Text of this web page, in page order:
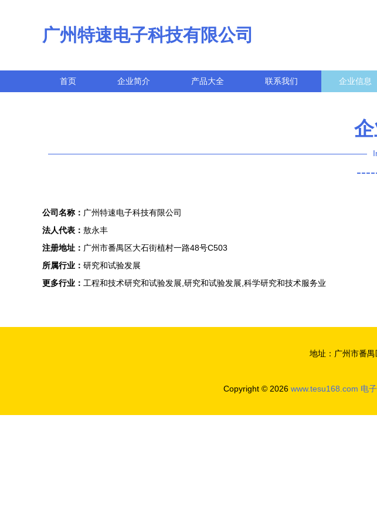
广州特速电子科技有限公司
首页 企业简介 产品大全 联系我们 企业信息
公司名称： 广州特速电子科技有限公司
法人代表： 敖永丰
注册地址： 广州市番禺区大石街植村一路48号C503
所属行业： 研究和试验发展
更多行业： 工程和技术研究和试验发展,研究和试验发展,科学研究和技术服务业
地址：广州市番
Copyright © 2026 www.tesu168.com 电子